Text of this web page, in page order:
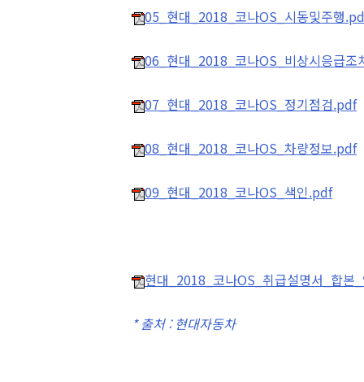
05_현대_2018_코나OS_시동및주행
06_현대_2018_코나OS_비상시응급조
07_현대_2018_코나OS_정기점검.pdf
08_현대_2018_코나OS_차량정보.pdf
09_현대_2018_코나OS_색인.pdf
현대_2018_코나OS_취급설명서_합본
* 출처 : 현대자동차